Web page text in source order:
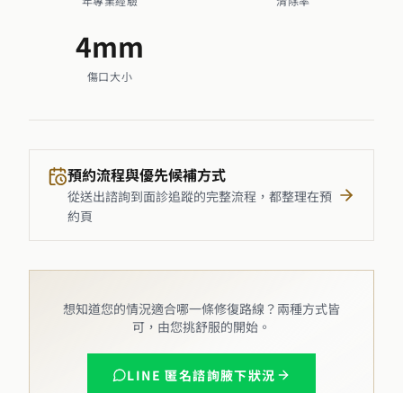
4mm
傷口大小
預約流程與優先候補方式
從送出諮詢到面診追蹤的完整流程，都整理在預
約頁
想知道您的情況適合哪一條修復路線？兩種方式皆
可，由您挑舒服的開始。
LINE 匿名諮詢腋下狀況